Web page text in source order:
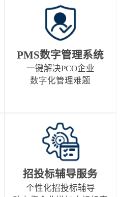
PMS数字管理系统
一键解决PCO企业
数字化管理难题
招投标辅导服务
个性化招投标辅导